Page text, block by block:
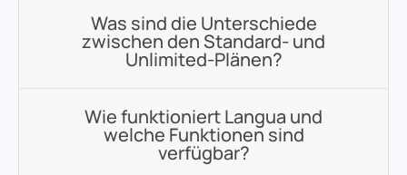
Was sind die Unterschiede
zwischen den Standard- und
Unlimited-Plänen?
Wie funktioniert Langua und
welche Funktionen sind
verfügbar?